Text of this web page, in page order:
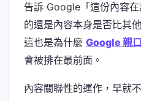
告訴 Google「這份內容
的還是內容本身是否比其
這也是為什麼 Google 親
會被排在最前面。
內容關聯性的運作，早就